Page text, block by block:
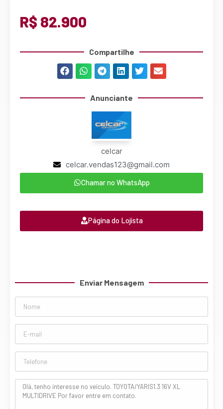
R$ 82.900
Compartilhe
Anunciante
celcar
celcar.vendas123@gmail.com
Chamar no WhatsApp
Página do Lojista
Enviar Mensagem